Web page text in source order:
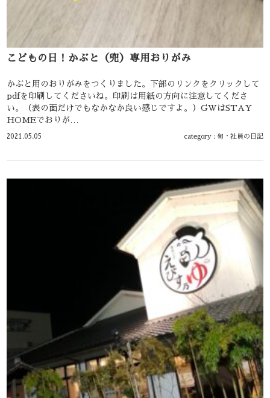
こどもの日！かぶと（兜）専用おりがみ
かぶと用のおりがみをつくりました。下部のリンクをクリックして
pdfを印刷してくださいね。印刷は用紙の方向に注意してくださ
い。（表の面だけでもなかなか良い感じですよ。）GWはSTAY
HOMEでおりが…
2021.05.05 category : 旬・ 社員の日記